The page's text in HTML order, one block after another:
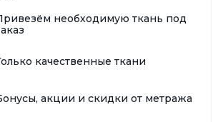
необходимую ткань под
качественные ткани
акции и скидки от метража